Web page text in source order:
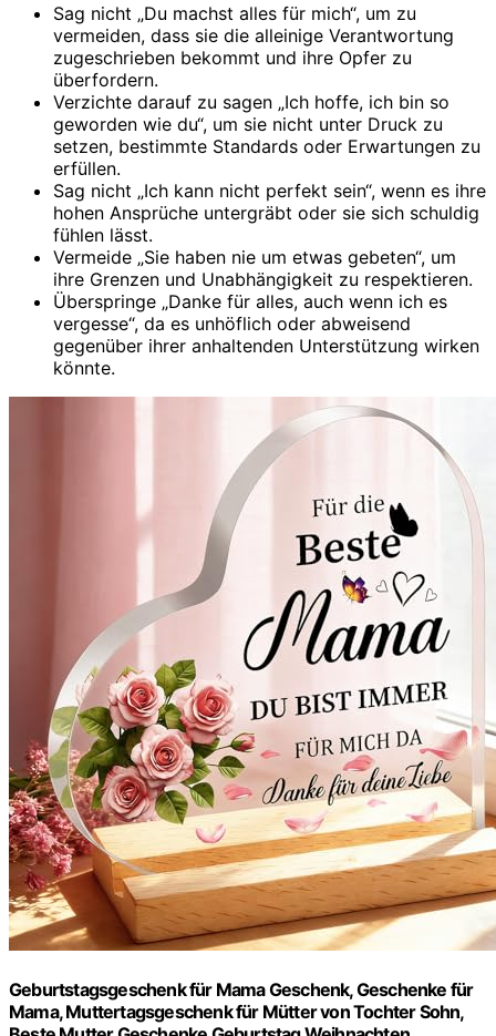
Sag nicht „Du machst alles für mich“, um zu
vermeiden, dass sie die alleinige Verantwortung
zugeschrieben bekommt und ihre Opfer zu
überfordern.
Verzichte darauf zu sagen „Ich hoffe, ich bin so
geworden wie du“, um sie nicht unter Druck zu
setzen, bestimmte Standards oder Erwartungen zu
erfüllen.
Sag nicht „Ich kann nicht perfekt sein“, wenn es ihre
hohen Ansprüche untergräbt oder sie sich schuldig
fühlen lässt.
Vermeide „Sie haben nie um etwas gebeten“, um
ihre Grenzen und Unabhängigkeit zu respektieren.
Überspringe „Danke für alles, auch wenn ich es
vergesse“, da es unhöflich oder abweisend
gegenüber ihrer anhaltenden Unterstützung wirken
könnte.
Geburtstagsgeschenk für Mama Geschenk, Geschenke für
Mama, Muttertagsgeschenk für Mütter von Tochter Sohn,